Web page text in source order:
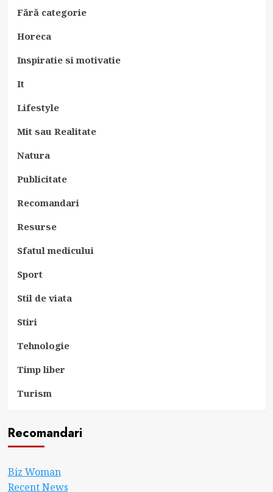
Fără categorie
Horeca
Inspiratie si motivatie
It
Lifestyle
Mit sau Realitate
Natura
Publicitate
Recomandari
Resurse
Sfatul medicului
Sport
Stil de viata
Stiri
Tehnologie
Timp liber
Turism
Recomandari
Biz Woman
Recent News